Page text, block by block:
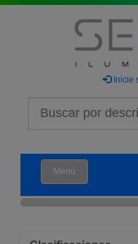
Inicie
Menú